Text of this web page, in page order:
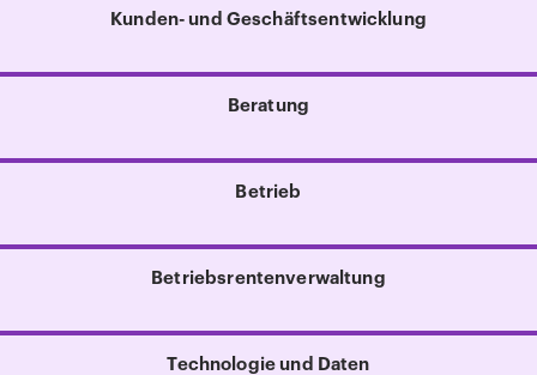
Kunden- und Geschäftsentwicklung
Beratung
Betrieb
Betriebsrentenverwaltung
Technologie und Daten